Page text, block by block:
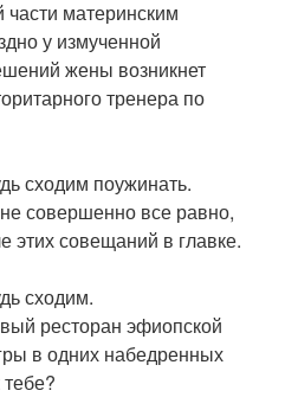
материнским
у измученной
жены возникнет
тренера по
сходим поужинать.
совершенно все равно,
этих совещаний в главке.
сходим.
ресторан эфиопской
в одних набедренных
тебе?